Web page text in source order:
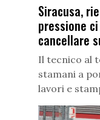
Siracusa,
pressione
cancellare
Il tecnico al
stamani a
lavori e